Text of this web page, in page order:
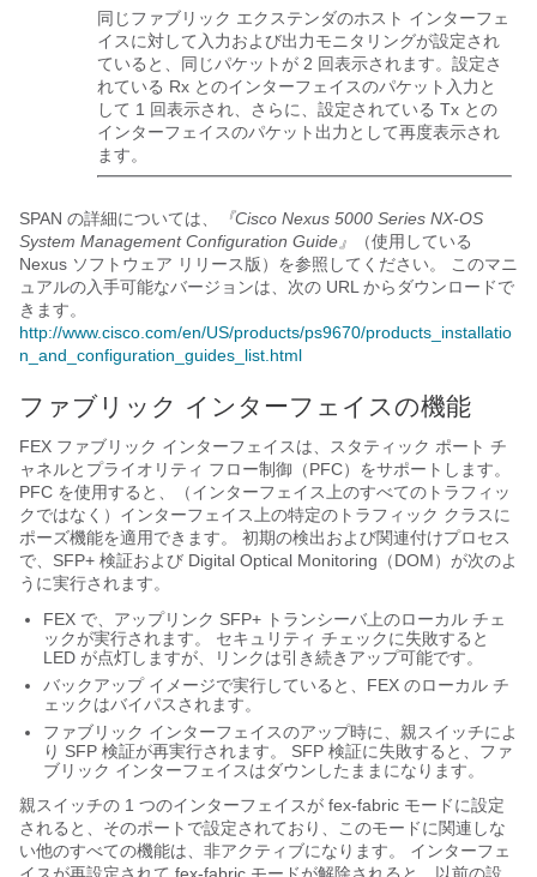
同じファブリック エクステンダのホスト インターフェ
イスに対して入力および出力モニタリングが設定され
ていると、同じパケットが 2 回表示されます。設定さ
れている Rx とのインターフェイスのパケット入力と
して 1 回表示され、さらに、設定されている Tx との
インターフェイスのパケット出力として再度表示され
ます。
SPAN の詳細については、
『Cisco Nexus 5000 Series NX-OS
System Management Configuration Guide』
（使用している
Nexus ソフトウェア リリース版）を参照してください。 このマニ
ュアルの入手可能なバージョンは、次の URL からダウンロードで
きます。
http://www.cisco.com/en/US/products/ps9670/products_installatio
n_and_configuration_guides_list.html
ファブリック インターフェイスの機能
FEX ファブリック インターフェイスは、スタティック ポート チ
ャネルとプライオリティ フロー制御（PFC）をサポートします。
PFC を使用すると、（インターフェイス上のすべてのトラフィッ
クではなく）インターフェイス上の特定のトラフィック クラスに
ポーズ機能を適用できます。
初期の検出および関連付けプロセス
で、SFP+ 検証および Digital Optical Monitoring（DOM）が次のよ
うに実行されます。
FEX で、アップリンク SFP+ トランシーバ上のローカル チェ
ックが実行されます。 セキュリティ チェックに失敗すると
LED が点灯しますが、リンクは引き続きアップ可能です。
バックアップ イメージで実行していると、FEX のローカル チ
ェックはバイパスされます。
ファブリック インターフェイスのアップ時に、親スイッチによ
り SFP 検証が再実行されます。 SFP 検証に失敗すると、ファ
ブリック インターフェイスはダウンしたままになります。
親スイッチの 1 つのインターフェイスが fex-fabric モードに設定
されると、そのポートで設定されており、このモードに関連しな
い他のすべての機能は、非アクティブになります。 インターフェ